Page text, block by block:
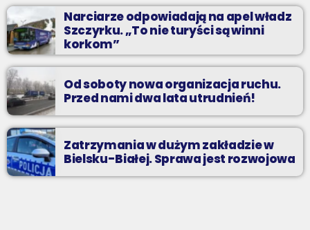
Narciarze odpowiadają na apel władz
Szczyrku. „To nie turyści są winni
korkom”
Od soboty nowa organizacja ruchu.
Przed nami dwa lata utrudnień!
Zatrzymania w dużym zakładzie w
Bielsku-Białej. Sprawa jest rozwojowa